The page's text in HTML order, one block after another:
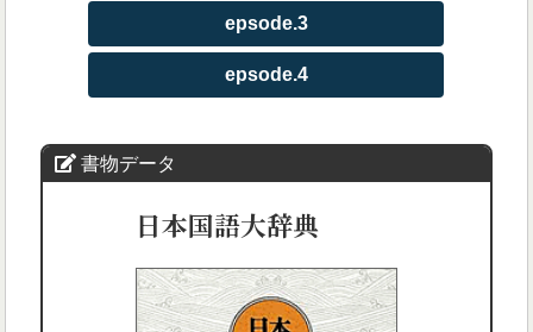
epsode.3
epsode.4
書物データ
日本国語大辞典